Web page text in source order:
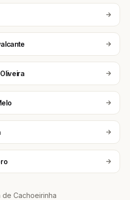
Cachoeirinha